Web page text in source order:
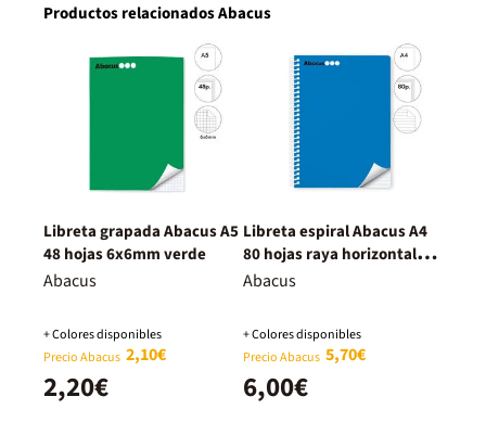
Productos relacionados Abacus
Libreta grapada Abacus A5
48 hojas 6x6mm verde
Abacus
+ Colores disponibles
Precio Abacus 2,10€
2,20€
Libreta espiral Abacus A4
80 hojas raya horizontal
azul
Abacus
+ Colores disponibles
Precio Abacus 5,70€
6,00€